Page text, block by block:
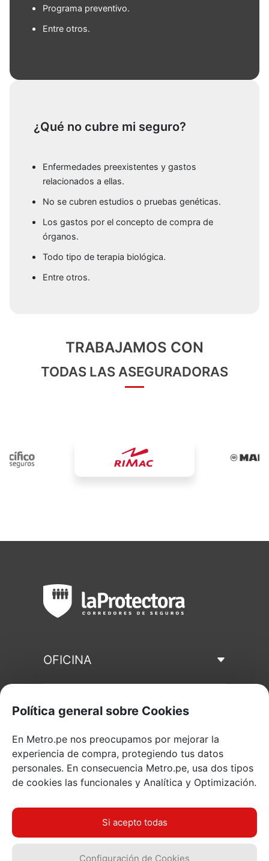
Consulta aquí
Programa preventivo.
Entre otros.
¿Qué no cubre mi seguro?
Enfermedades preexistentes y gastos
relacionados a ellas.
No se cubren estudios o pruebas genéticas.
Los gastos por el concepto de compra de
órganos.
Todo tipo de terapia biológica.
Entre otros.
TRABAJAMOS CON
TODAS LAS ASEGURADORAS
OFICINA
NOSOTROS
LEGALES
Política general sobre Cookies
En Metro.pe nos preocupamos por mejorar la
experiencia de compra, protegiendo tus datos
personales. En consecuencia Metro.pe, usa dos tipos
de cookies las funcionales y Analítica y Optimización.
Si acepto todas
Configuración de Cookies